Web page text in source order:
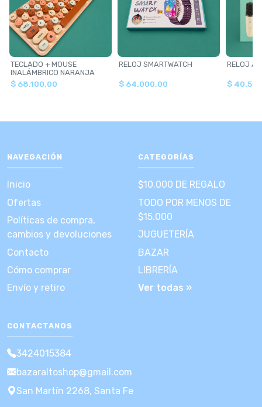
TECLADO + MOUSE
INALÁMBRICO NARANJA
$ 68.100,00
RELOJ SMARTWATCH
$ 64.000,00
RELOJ
$
NAVEGACIÓN
Inicio
Ofertas
Políticas de compra,
cambios y devoluciones
Contacto
Cómo comprar
Envío y retiro
CATEGORÍAS
$10.000 DE REGALO
TODO POR MENOS DE
$15.000
JUGUETERÍA
BAZAR
LIBRERÍA
Ver todas »
CONTACTANOS
3424015384
bazaraltoshop@gmail.com
San Martín 2268, Santa Fe